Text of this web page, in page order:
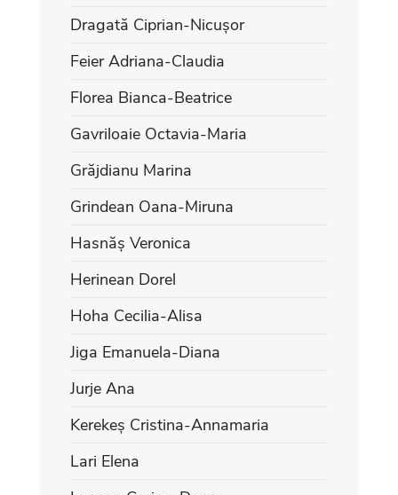
Dragată Ciprian-Nicușor
Feier Adriana-Claudia
Florea Bianca-Beatrice
Gavriloaie Octavia-Maria
Grăjdianu Marina
Grindean Oana-Miruna
Hasnăș Veronica
Herinean Dorel
Hoha Cecilia-Alisa
Jiga Emanuela-Diana
Jurje Ana
Kerekeș Cristina-Annamaria
Lari Elena